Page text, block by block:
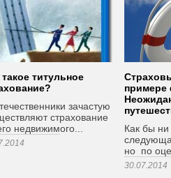
титульное
зачастую
страхование
недвижимого...
примере
Как бы ни
но по
30.07.2014